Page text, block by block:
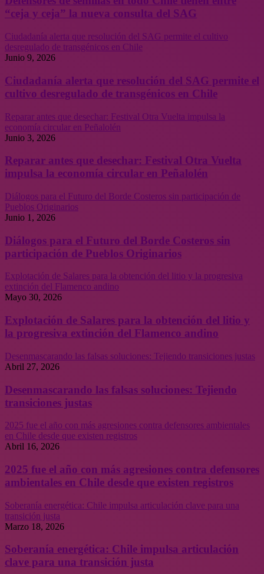
“ceja y ceja” la nueva consulta del SAG
Ciudadanía alerta que resolución del SAG permite el cultivo
desregulado de transgénicos en Chile
Junio 9, 2026
Ciudadanía alerta que resolución del SAG permite el
cultivo desregulado de transgénicos en Chile
Reparar antes que desechar: Festival Otra Vuelta impulsa la
economía circular en Peñalolén
Junio 3, 2026
Reparar antes que desechar: Festival Otra Vuelta
impulsa la economía circular en Peñalolén
Diálogos para el Futuro del Borde Costeros sin participación de
Pueblos Originarios
Junio 1, 2026
Diálogos para el Futuro del Borde Costeros sin
participación de Pueblos Originarios
Explotación de Salares para la obtención del litio y la progresiva
extinción del Flamenco andino
Mayo 30, 2026
Explotación de Salares para la obtención del litio y
la progresiva extinción del Flamenco andino
Desenmascarando las falsas soluciones: Tejiendo transiciones justas
Abril 27, 2026
Desenmascarando las falsas soluciones: Tejiendo
transiciones justas
2025 fue el año con más agresiones contra defensores ambientales
en Chile desde que existen registros
Abril 16, 2026
2025 fue el año con más agresiones contra defensores
ambientales en Chile desde que existen registros
Soberanía energética: Chile impulsa articulación clave para una
transición justa
Marzo 18, 2026
Soberanía energética: Chile impulsa articulación
clave para una transición justa